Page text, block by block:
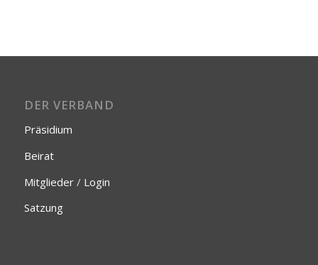
DER VERBAND
Präsidium
Beirat
Mitglieder/ Login
Satzung